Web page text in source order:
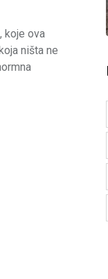
koje ova
ništa ne